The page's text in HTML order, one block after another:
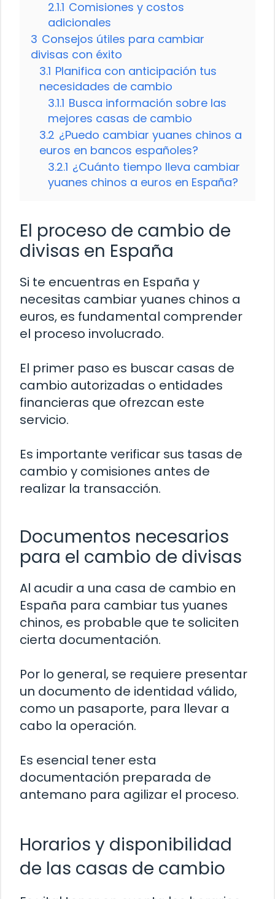
2.1.1 Comisiones y costos
adicionales
3 Consejos útiles para cambiar
divisas con éxito
3.1 Planifica con anticipación tus
necesidades de cambio
3.1.1 Busca información sobre las
mejores casas de cambio
3.2 ¿Puedo cambiar yuanes chinos a
euros en bancos españoles?
3.2.1 ¿Cuánto tiempo lleva cambiar
yuanes chinos a euros en España?
El proceso de cambio de
divisas en España
Si te encuentras en España y
necesitas cambiar yuanes chinos a
euros, es fundamental comprender
el proceso involucrado.
El primer paso es buscar casas de
cambio autorizadas o entidades
financieras que ofrezcan este
servicio.
Es importante verificar sus tasas de
cambio y comisiones antes de
realizar la transacción.
Documentos necesarios
para el cambio de divisas
Al acudir a una casa de cambio en
España para cambiar tus yuanes
chinos, es probable que te soliciten
cierta documentación.
Por lo general, se requiere presentar
un documento de identidad válido,
como un pasaporte, para llevar a
cabo la operación.
Es esencial tener esta
documentación preparada de
antemano para agilizar el proceso.
Horarios y disponibilidad
de las casas de cambio